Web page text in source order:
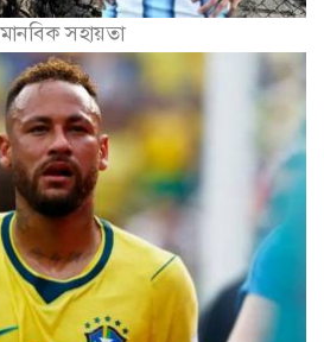
সহায়তা